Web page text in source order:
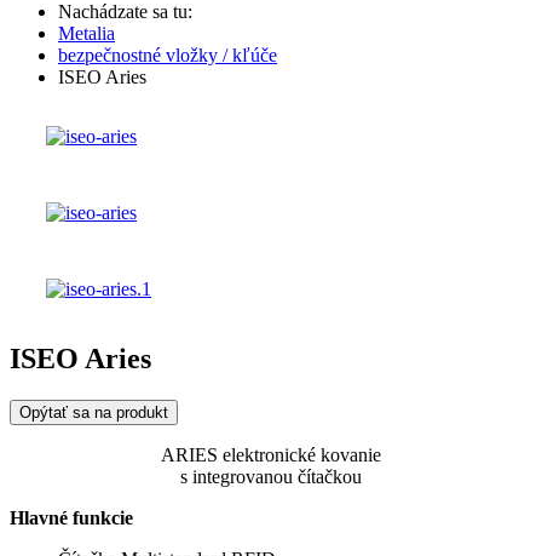
Nachádzate sa tu:
Metalia
bezpečnostné vložky / kľúče
ISEO Aries
ISEO Aries
Opýtať sa na produkt
ARIES elektronické kovanie
s integrovanou čítačkou
Hlavné funkcie